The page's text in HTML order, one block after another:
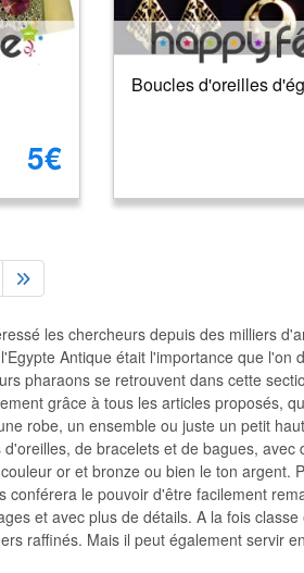
5€
Boucles d'oreilles
les chercheurs depuis des milliers
Antique était l'importance que l'on
pharaons se retrouvent dans cette
grâce à tous les articles proposés,
robe, un ensemble ou juste un petit
de bracelets et de bagues, avec
or et bronze ou bien le ton argent.
le pouvoir d'être facilement
et avec plus de détails. A la fois classe
raffinés. Mais il peut également servir